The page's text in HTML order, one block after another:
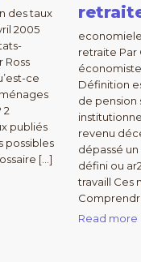
des taux
2005
Ross
ce
2
publiés
possibles
[…]
retraite Par
Définition
de pension
revenu
dépassé un
défini ou
travaill Ces
Read more